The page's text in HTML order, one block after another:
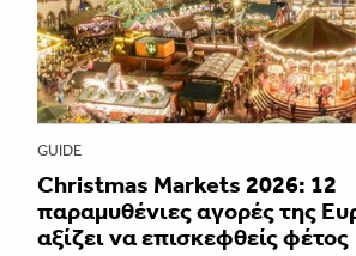
GUIDE
Christmas Markets 2026: 12
παραμυθένιες αγορές της
αξίζει να επισκεφθείς φέτος